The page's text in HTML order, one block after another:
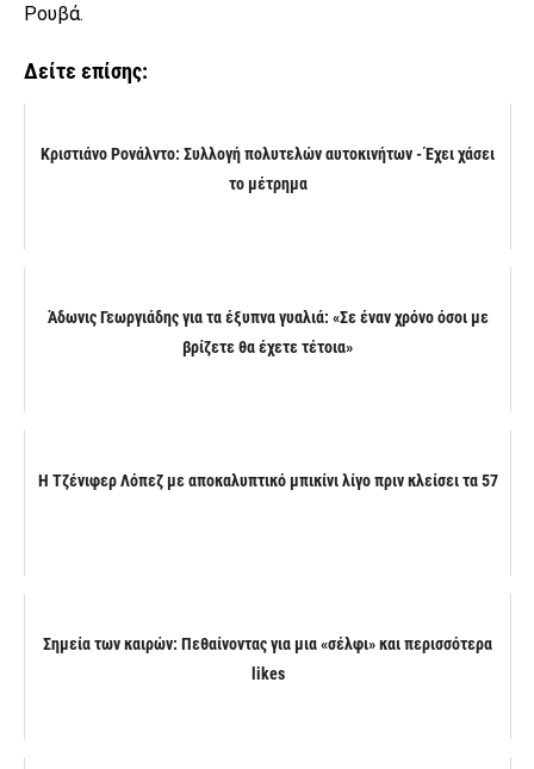
Ρουβά.
Δείτε επίσης:
Κριστιάνο Ρονάλντο: Συλλογή πολυτελών αυτοκινήτων - Έχει χάσει
το μέτρημα
Άδωνις Γεωργιάδης για τα έξυπνα γυαλιά: «Σε έναν χρόνο όσοι με
βρίζετε θα έχετε τέτοια»
Η Τζένιφερ Λόπεζ με αποκαλυπτικό μπικίνι λίγο πριν κλείσει τα 57
Σημεία των καιρών: Πεθαίνοντας για μια «σέλφι» και περισσότερα
likes